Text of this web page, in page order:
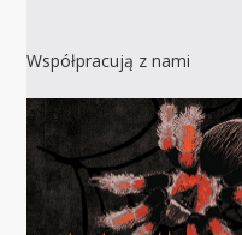
Współpracują z nami